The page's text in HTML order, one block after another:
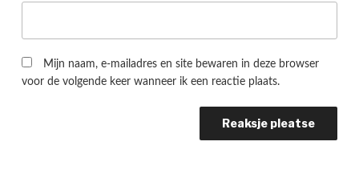
Mijn naam, e-mailadres en site bewaren in deze browser
voor de volgende keer wanneer ik een reactie plaats.